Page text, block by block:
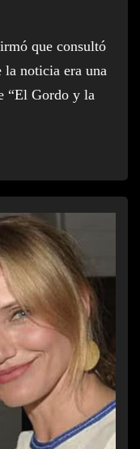
que consultó
noticia era una
“El Gordo y la